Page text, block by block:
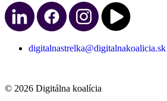
digitalnastrelka@digitalnakoalicia.sk
© 2026 Digitálna koalícia